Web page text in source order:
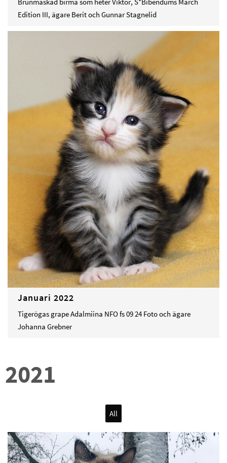
Brunmaskad birma som heter Viktor, S*Bibendums March
Edition III, ägare Berit och Gunnar Stagnelid
Januari 2022
Tigerögas grape Adalmiina NFO fs 09 24 Foto och ägare
Johanna Grebner
2021
All